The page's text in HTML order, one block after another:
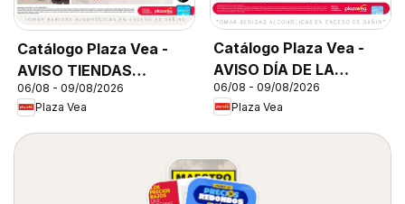
Catálogo Plaza Vea -
AVISO TIENDAS
SELECCIONADAS 1
06/08 - 09/08/2026
Plaza Vea
Catálogo Plaza Vea -
AVISO DÍA DE LA
CERVEZA
06/08 - 09/08/2026
Plaza Vea